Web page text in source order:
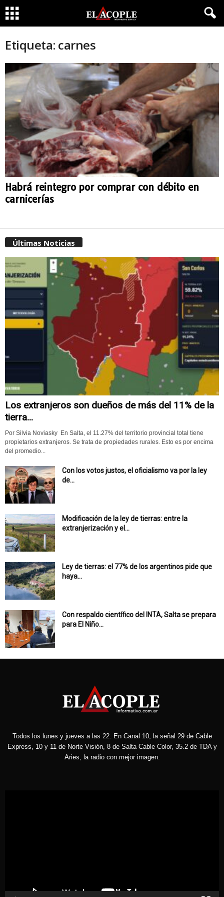
Etiqueta: carnes
Habrá reintegro por comprar con débito en
carnicerías
Últimas Noticias
Los extranjeros son dueños de más del 11% de la
tierra...
Por Silvia Noviasky En Salta, el 11.27% del territorio provincial total tiene
propietarios extranjeros. Se trata de propiedades rurales. Esto es por encima
del promedio...
Con los votos justos, el oficialismo va por la ley
de...
Modificación de la ley de tierras: entre la
extranjerización y el...
Ley de tierras: el 77% de los argentinos pide que
haya...
Con respaldo científico del INTA, Salta se prepara
para El Niño...
Todos los lunes y jueves a las 22. En Canal 10, la señal 29 de Cable
Express, 10 y 11 de Norte Visión, 8 de Salta Cable Color, 35.2 de TDA y
Aries, la radio con mejor imagen.